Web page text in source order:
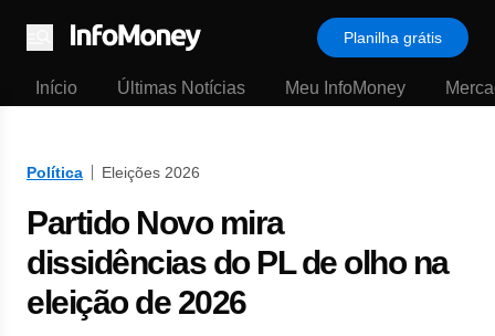
Menu
Planilha grátis
Início Últimas Notícias Meu InfoMoney
Política Eleições 2026
Partido Novo mira
dissidências do PL de olho na
eleição de 2026